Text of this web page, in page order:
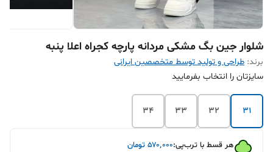
شلوار جین بگ مشکی مردانه پارچه کجراه اعلا پنبه
برند: طراحی و تولید توسط متخصصین ایرانی
سایزتان را انتخاب بفرمایید
31
32
33
34
هر قسط با ترب‌پی:۵۷۰٬۰۰۰ تومان